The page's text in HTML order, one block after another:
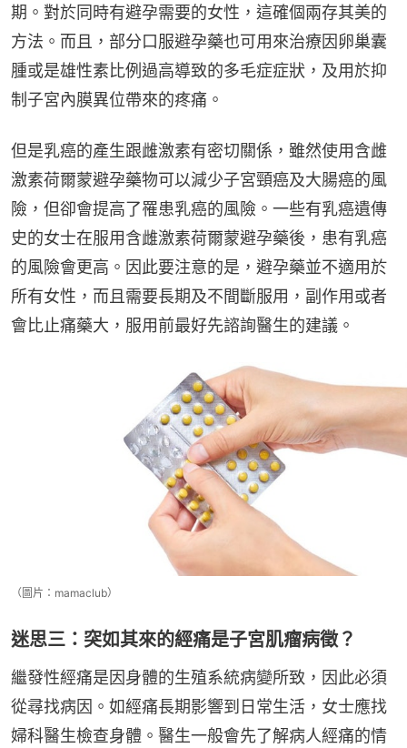
期。對於同時有避孕需要的女性，這確個兩存其美的
方法。而且，部分口服避孕藥也可用來治療因卵巢囊
腫或是雄性素比例過高導致的多毛症症狀，及用於抑
制子宮內膜異位帶來的疼痛。
但是乳癌的產生跟雌激素有密切關係，雖然使用含雌
激素荷爾蒙避孕藥物可以減少子宮頸癌及大腸癌的風
險，但卻會提高了罹患乳癌的風險。一些有乳癌遺傳
史的女士在服用含雌激素荷爾蒙避孕藥後，患有乳癌
的風險會更高。因此要注意的是，避孕藥並不適用於
所有女性，而且需要長期及不間斷服用，副作用或者
會比止痛藥大，服用前最好先諮詢醫生的建議。
（圖片：mamaclub）
迷思三：突如其來的經痛是子宮肌瘤病徵？
繼發性經痛是因身體的生殖系統病變所致，因此必須
從尋找病因。如經痛長期影響到日常生活，女士應找
婦科醫生檢查身體。醫生一般會先了解病人經痛的情